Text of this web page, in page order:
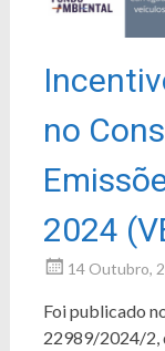
no
2024
14 Outubro,
Foi publicado
22989/2024/2,